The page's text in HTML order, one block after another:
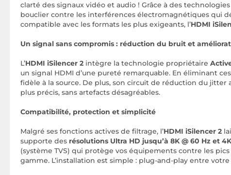
clarté des signaux vidéo et audio ! Grâce à des
bouclier contre les interférences électromagnétiques qui
compatible avec les formats les plus exigeants, l’HDMI
Un signal sans compromis : réduction du bruit et
L’HDMI iSilencer 2 intègre la technologie propriétaire
un signal HDMI d’une pureté remarquable. En éliminant
fidèle à la source. De plus, son circuit de réduction du
plus précis, sans artefacts désagréables.
Compatibilité, protection et simplicité
Malgré ses fonctions actives de filtrage, l’HDMI iSilencer 2
supporte des résolutions Ultra HD jusqu’à 8K @ 60 Hz et
(système TVS) qui protège vos équipements contre les
gamme. L’installation est simple : plug-and-play entre